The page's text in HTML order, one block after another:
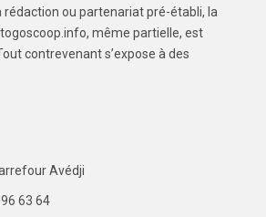
ou partenariat pré-établi, la
même partielle, est
contrevenant s’expose à des
Avédji
63 64